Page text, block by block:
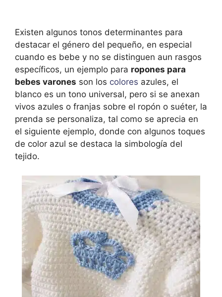
Existen algunos tonos determinantes para
destacar el género del pequeño, en especial
cuando es bebe y no se distinguen aun rasgos
específicos, un ejemplo para ropones para
bebes varones son los colores azules, el
blanco es un tono universal, pero si se anexan
vivos azules o franjas sobre el ropón o suéter, la
prenda se personaliza, tal como se aprecia en
el siguiente ejemplo, donde con algunos toques
de color azul se destaca la simbología del
tejido.